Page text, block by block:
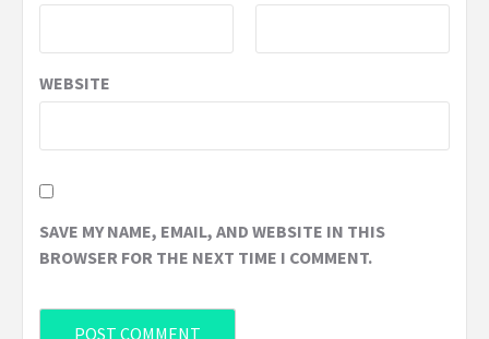
WEBSITE
SAVE MY NAME, EMAIL, AND WEBSITE IN THIS
BROWSER FOR THE NEXT TIME I COMMENT.